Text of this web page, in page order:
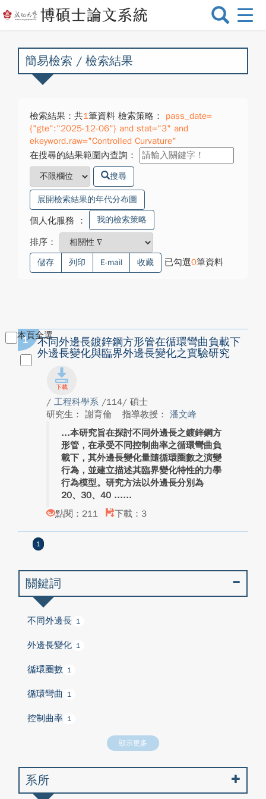
選
換
簡易檢索 / 檢索結果
檢索結果：共1筆資料 檢索策略：
pass_date=
{"gte":"2025-12-06"} and stat="3" and
ekeyword.raw="Controlled Curvature"
在搜尋的結果範圍內查詢：
搜尋
展開檢索結果的年代分布圖
個人化服務 ： 我的檢索策略
排序：
儲存 列印 E-mail 收藏 已勾選0筆資料
本頁全選
1
不同外邊長鍍鋅鋼方形管在循環彎曲負載下
外邊長變化與臨界外邊長變化之實驗研究
/ 工程科學系 /114/ 碩士
研究生： 謝育倫
指導教授： 潘文峰
本研究旨在探討不同外邊長之鍍鋅鋼方
形管，在承受不同控制曲率之循環彎曲負
載下，其外邊長變化量隨循環圈數之演變
行為，並建立描述其臨界變化特性的力學
行為模型。研究方法以外邊長分別為
20、30、40 ...
點閱：211
下載：3
1
關鍵詞
不同外邊長 1
外邊長變化 1
循環圈數 1
循環彎曲 1
控制曲率 1
顯示更多
系所